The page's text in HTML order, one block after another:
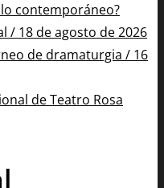
contemporáneo?
/ 18 de agosto de 2026
de dramaturgia / 16
de Teatro Rosa